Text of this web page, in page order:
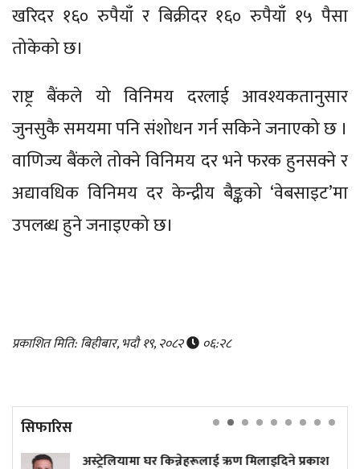
खरिदर १६० रुपैयाँ र बिक्रीदर १६० रुपैयाँ १५ पैसा
तोकेको छ।
राष्ट्र बैंकले यो विनिमय दरलाई आवश्यकतानुसार
जुनसुकै समयमा पनि संशोधन गर्न सकिने जनाएको छ ।
वाणिज्य बैंकले तोक्ने विनिमय दर भने फरक हुनसक्ने र
अद्यावधिक विनिमय दर केन्द्रीय बैङ्कको ‘वेबसाइट’मा
उपलब्ध हुने जनाइएको छ।
प्रकाशित मिति: बिहीबार, भदौ १९, २०८२ ०६:२८
सिफारिस
घर किन्नेहरूलाई ऋण मिलाइदिने प्रकाश